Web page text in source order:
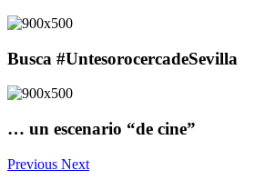
Busca #UntesorocercadeSevilla
… un escenario “de cine”
Previous Next